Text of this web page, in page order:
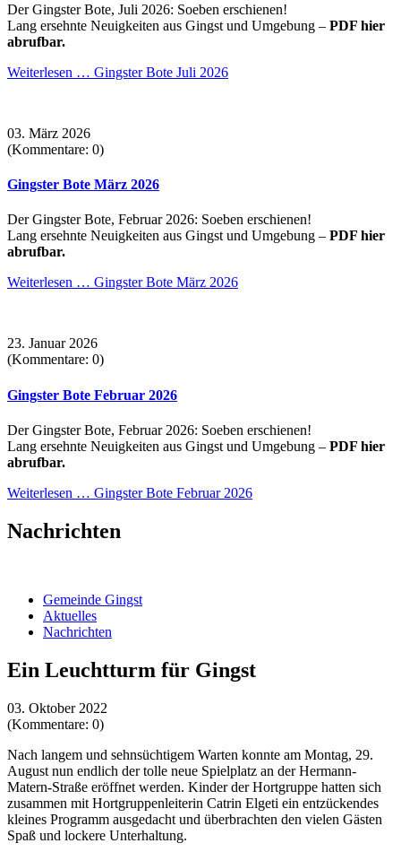
Der Gingster Bote, Juli 2026: Soeben erschienen!
Lang ersehnte Neuigkeiten aus Gingst und Umgebung – PDF hier
abrufbar.
Weiterlesen … Gingster Bote Juli 2026
03. März 2026
(Kommentare: 0)
Gingster Bote März 2026
Der Gingster Bote, Februar 2026: Soeben erschienen!
Lang ersehnte Neuigkeiten aus Gingst und Umgebung – PDF hier
abrufbar.
Weiterlesen … Gingster Bote März 2026
23. Januar 2026
(Kommentare: 0)
Gingster Bote Februar 2026
Der Gingster Bote, Februar 2026: Soeben erschienen!
Lang ersehnte Neuigkeiten aus Gingst und Umgebung – PDF hier
abrufbar.
Weiterlesen … Gingster Bote Februar 2026
Nachrichten
Gemeinde Gingst
Aktuelles
Nachrichten
Ein Leuchtturm für Gingst
03. Oktober 2022
(Kommentare: 0)
Nach langem und sehnsüchtigem Warten konnte am Montag, 29.
August nun endlich der tolle neue Spielplatz an der Hermann-
Matern-Straße eröffnet werden. Kinder der Hortgruppe hatten sich
zusammen mit Hortgruppenleiterin Catrin Elgeti ein entzückendes
kleines Programm ausgedacht und überbrachten den vielen Gästen
Spaß und lockere Unterhaltung.